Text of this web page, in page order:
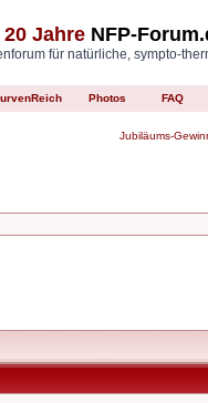
20 JahreNFP-
für natürliche, sympto-
Photos FAQ
Jubiläums-